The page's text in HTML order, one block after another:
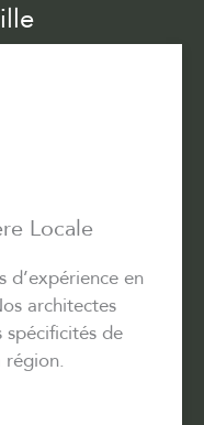
Locale
d’expérience en
architectes
spécificités de
région.